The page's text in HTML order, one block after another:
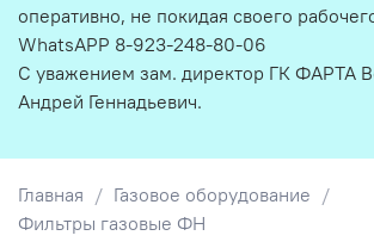
Главная
Газовое оборудование
Фильтры газовые ФН
оперативно, не покидая своего
WhatsAPP 8-923-248-80-06
С уважением зам. директор ГК ФАРТА
Андрей Геннадьевич.